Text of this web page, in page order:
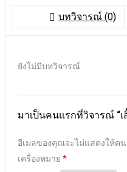
บทวิจารณ์ (0)
ยังไม่มีบทวิจารณ์
มาเป็นคนแรกที่วิจารณ์ “เ
อีเมลของคุณจะไม่แสดงให้ค
เครื่องหมาย *